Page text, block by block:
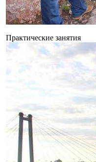
Практические занятия